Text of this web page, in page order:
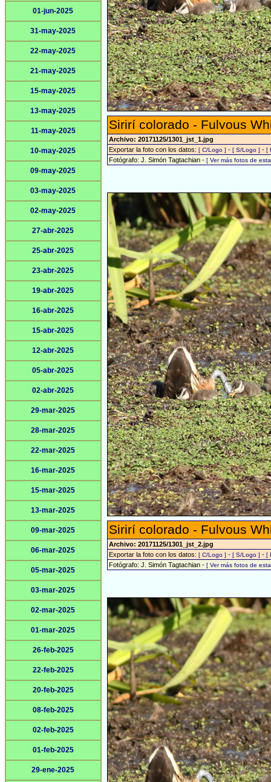
01-jun-2025
31-may-2025
22-may-2025
21-may-2025
15-may-2025
13-may-2025
11-may-2025
10-may-2025
09-may-2025
03-may-2025
02-may-2025
27-abr-2025
25-abr-2025
23-abr-2025
19-abr-2025
16-abr-2025
15-abr-2025
12-abr-2025
05-abr-2025
02-abr-2025
29-mar-2025
28-mar-2025
22-mar-2025
16-mar-2025
15-mar-2025
13-mar-2025
09-mar-2025
06-mar-2025
05-mar-2025
03-mar-2025
02-mar-2025
01-mar-2025
26-feb-2025
22-feb-2025
20-feb-2025
08-feb-2025
02-feb-2025
01-feb-2025
29-ene-2025
Sirirí colorado - Fulvous
Archivo: 20171125/1301_jst_1.jpg
Exportar la foto con los datos: [ C/Logo ] - [ S/Logo ] - [
Fotógrafo: J. Simón Tagtachian - [ Ver más fotos de
Sirirí colorado - Fulvous
Archivo: 20171125/1301_jst_2.jpg
Exportar la foto con los datos: [ C/Logo ] - [ S/Logo ] - [
Fotógrafo: J. Simón Tagtachian - [ Ver más fotos de